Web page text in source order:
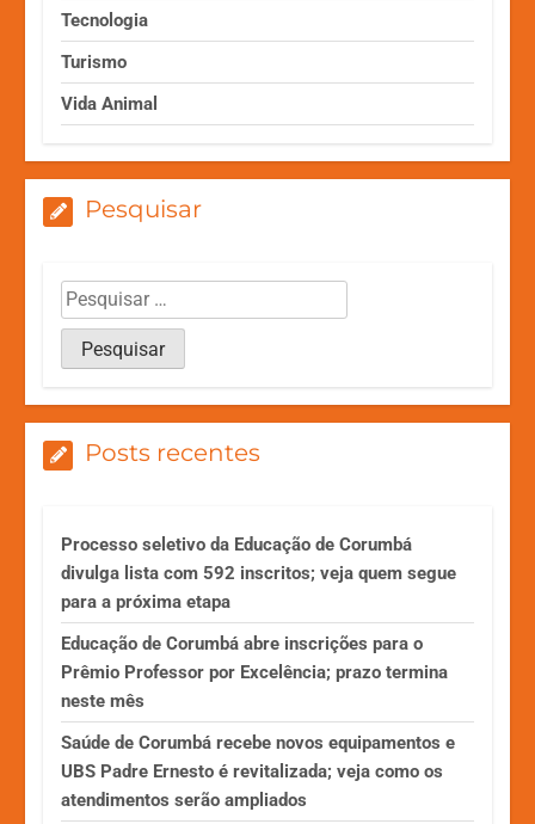
Tecnologia
Turismo
Vida Animal
Pesquisar
Posts recentes
Processo seletivo da Educação de Corumbá
divulga lista com 592 inscritos; veja quem segue
para a próxima etapa
Educação de Corumbá abre inscrições para o
Prêmio Professor por Excelência; prazo termina
neste mês
Saúde de Corumbá recebe novos equipamentos e
UBS Padre Ernesto é revitalizada; veja como os
atendimentos serão ampliados